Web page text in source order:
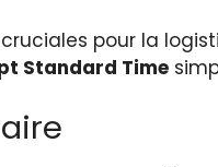
pour la
Standard Time